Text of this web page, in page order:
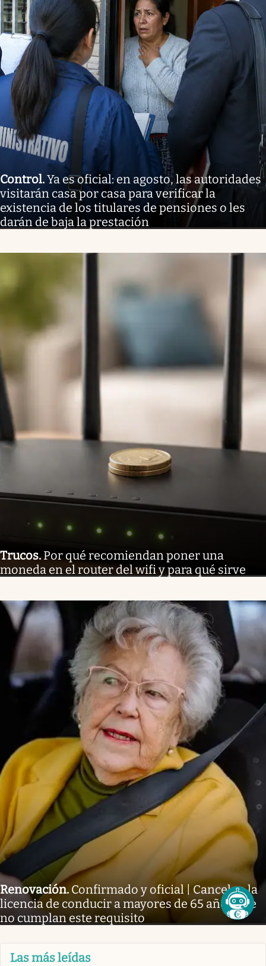
Control.Ya es oficial: en agosto, las autoridades
visitarán casa por casa para verificar la
existencia de los titulares de pensiones o les
darán de baja la prestación
Trucos.Por qué recomiendan poner una
moneda en el router del wifi y para qué sirve
Renovación. Confirmado y oficial | Cancelan la
licencia de conducir a mayores de 65 años que
no cumplan este requisito
Las más leídas